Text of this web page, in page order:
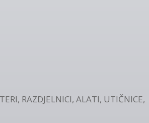
RAZDJELNICI, ALATI, UTIČNICE,